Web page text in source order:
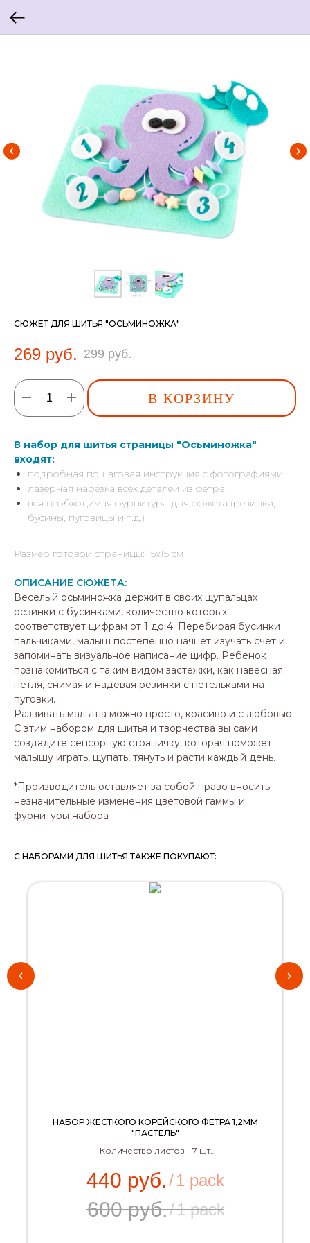
СЮЖЕТ ДЛЯ ШИТЬЯ "ОСЬМИНОЖКА"
269 руб. 299 руб.
В КОРЗИНУ
В набор для шитья страницы "Осьминожка"
входят:
подробная пошаговая инструкция с фотографиями;
лазерная нарезка всех деталей из фетра;
вся необходимая фурнитура для сюжета (резинки,
бусины, пуговицы и т.д.)
Размер готовой страницы: 15х15 см
ОПИСАНИЕ СЮЖЕТА:
Веселый осьминожка держит в своих щупальцах
резинки с бусинками, количество которых
соответствует цифрам от 1 до 4. Перебирая бусинки
пальчиками, малыш постепенно начнет изучать счет и
запоминать визуальное написание цифр. Ребенок
познакомиться с таким видом застежки, как навесная
петля, снимая и надевая резинки с петельками на
пуговки.
Развивать малыша можно просто, красиво и с любовью.
С этим набором для шитья и творчества вы сами
создадите сенсорную страничку, которая поможет
малышу играть, щупать, тянуть и расти каждый день.
*Производитель оставляет за собой право вносить
незначительные изменения цветовой гаммы и
фурнитуры набора
С НАБОРАМИ ДЛЯ ШИТЬЯ ТАКЖЕ ПОКУПАЮТ:
НАБОР ЖЕСТКОГО КОРЕЙСКОГО ФЕТРА 1,2ММ
"ПАСТЕЛЬ"
Количество листов - 7 шт
440 руб./ 1 pack
600 руб./1 pack